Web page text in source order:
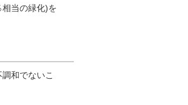
当の緑化)を
和でないこ